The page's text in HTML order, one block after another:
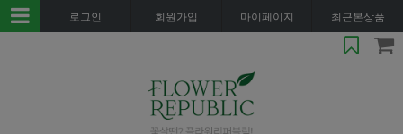
로그인 회원가입 마이페이지 최근본상품